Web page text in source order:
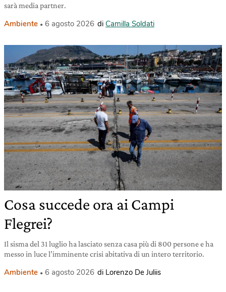
sarà media partner.
Ambiente 6 agosto 2026 di Camilla Soldati
Cosa succede ora ai Campi
Flegrei?
Il sisma del 31 luglio ha lasciato senza casa più di 800 persone e ha
messo in luce l’imminente crisi abitativa di un intero territorio.
Ambiente 6 agosto 2026 di Lorenzo De Juliis